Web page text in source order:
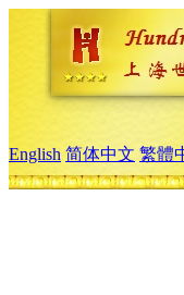
English 简体中文 繁體